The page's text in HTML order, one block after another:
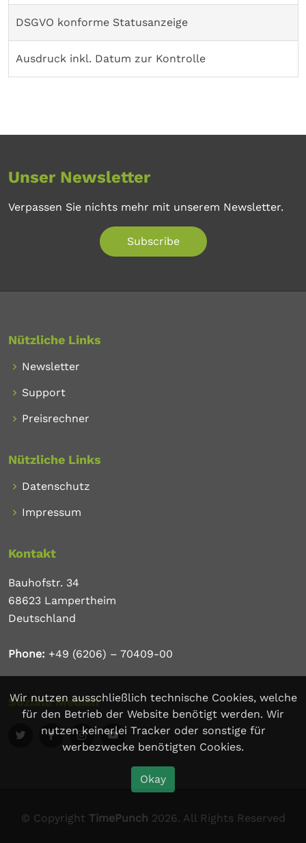
Wir nutzen ausschließlich technische Cookies, welche
für den Betrieb der Website benötigt werden. Wir
nutzen keinerlei Tracker oder sonstige für
werbezwecke benötigten Cookies.
Okay
DSGVO konforme Statusanzeige
Ausdruck inkl. Datum zur Kontrolle
Unser Newsletter
Verpassen Sie nichts mehr mit unserem Newsletter.
Subscribe
Nützliche Links
Newsletter
Support
Preisrechner
Nützliche Links
Datenschutz
Impressum
Kontakt
Bauhofstr. 34
68623 Lampertheim
Deutschland
Phone: +49 (6206) – 70409-00
Soziale Medien
© Copyright TimePunch 2026. All Rights Reserved